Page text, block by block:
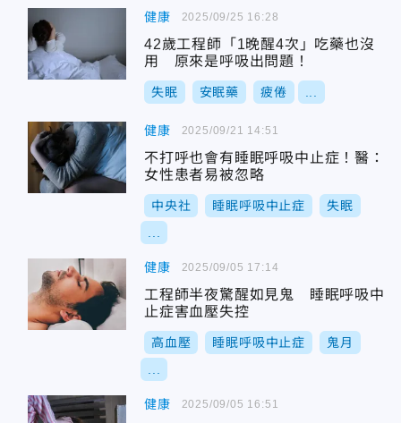
健康
42歲工程師「1晚醒4次」吃藥也沒
用 原來是呼吸出問題！
失眠 安眠藥 疲倦
2025/09/25 16:28
健康
不打呼也會有睡眠呼吸中止症！醫：
女性患者易被忽略
中央社 睡眠呼吸中止症 失眠
2025/09/21 14:51
健康
工程師半夜驚醒如見鬼 睡眠呼吸中
止症害血壓失控
高血壓 睡眠呼吸中止症 鬼月
2025/09/05 17:14
健康 2025/09/05 16:51